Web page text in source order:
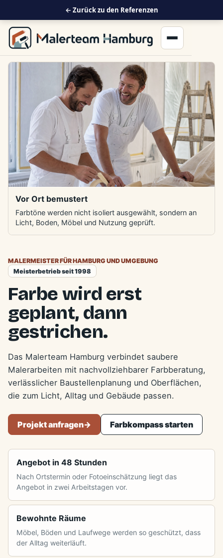
Menü öffnen
MALERMEISTER FÜR HAMBURG UND UMGEBUNG
Meisterbetrieb seit 1998
Farbe wird erst
geplant, dann
gestrichen.
Das Malerteam Hamburg verbindet saubere
Malerarbeiten mit nachvollziehbarer Farbberatung,
verlässlicher Baustellenplanung und Oberflächen,
die zum Licht, Alltag und Gebäude passen.
Projekt anfragen-> Farbkompass starten
Angebot in 48 Stunden
Nach Ortstermin oder Fotoeinschätzung liegt das
Angebot in zwei Arbeitstagen vor.
Bewohnte Räume
Möbel, Böden und Laufwege werden so geschützt, dass
der Alltag weiterläuft.
Vor Ort bemustert
Farbtöne werden nicht isoliert ausgewählt, sondern an
Licht, Boden, Möbel und Nutzung geprüft.
← Zurück zu den Referenzen